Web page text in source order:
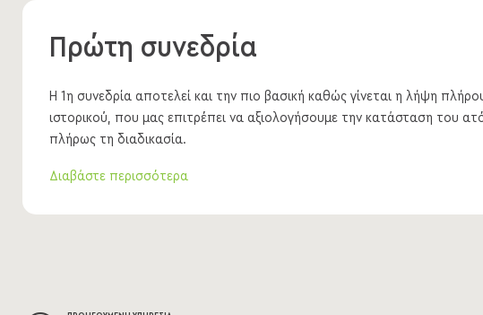
Πρώτη συνεδρία
Η 1η συνεδρία αποτελεί και την πιο βασική καθώς γίνεται η λήψη
ιστορικού, που μας επιτρέπει να αξιολογήσουμε την κατάσταση του
πλήρως τη διαδικασία.
Διαβάστε περισσότερα